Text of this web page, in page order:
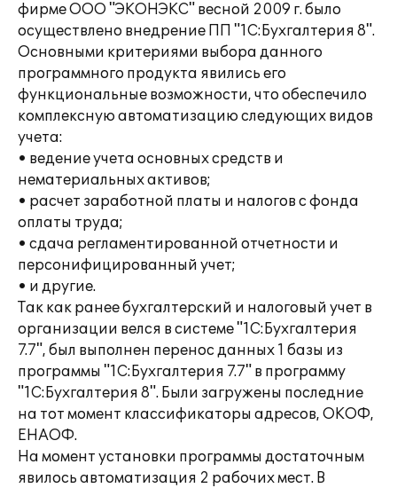
фирме ООО "ЭКОНЭКС" весной 2009 г. было
осуществлено внедрение ПП "1С:Бухгалтерия 8".
Основными критериями выбора данного
программного продукта явились его
функциональные возможности, что обеспечило
комплексную автоматизацию следующих видов
учета:
• ведение учета основных средств и
нематериальных активов;
• расчет заработной платы и налогов с фонда
оплаты труда;
• сдача регламентированной отчетности и
персонифицированный учет;
• и другие.
Так как ранее бухгалтерский и налоговый учет в
организации велся в системе "1С:Бухгалтерия
7.7", был выполнен перенос данных 1 базы из
программы "1С:Бухгалтерия 7.7" в программу
"1С:Бухгалтерия 8". Были загружены последние
на тот момент классификаторы адресов, ОКОФ,
ЕНАОФ.
На момент установки программы достаточным
явилось автоматизация 2 рабочих мест. В